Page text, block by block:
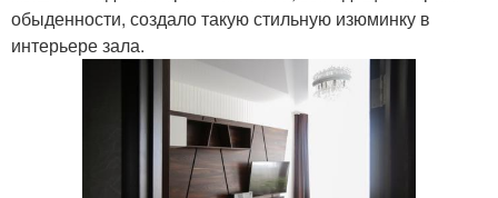
обыденности, создало такую стильную изюминку в
интерьере зала.